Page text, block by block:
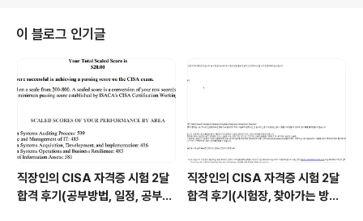
뜨는 것을 확인 할 수 있다. 저 빈칸은 ping명령어가 적용
되고 세미콜론(;)을 통하여 다중 명령이 가능하게 된다. 다
양한 명령어를 통하여 서버에 대한 정보를 유추할 수 있다.
이제 로컬로 돌아와서 리버스 커넥션을 위하여 준비를 해
보자. nc.e..
이 블로그 인기글
직장인의 CISA 자격증 시험 2달
합격 후기(공부방법, 일정, 공부시
직장인의 CISA 자격증 시험 2달
합격 후기(시험장, 찾아가는 방법,